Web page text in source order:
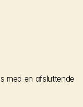
med en afsluttende